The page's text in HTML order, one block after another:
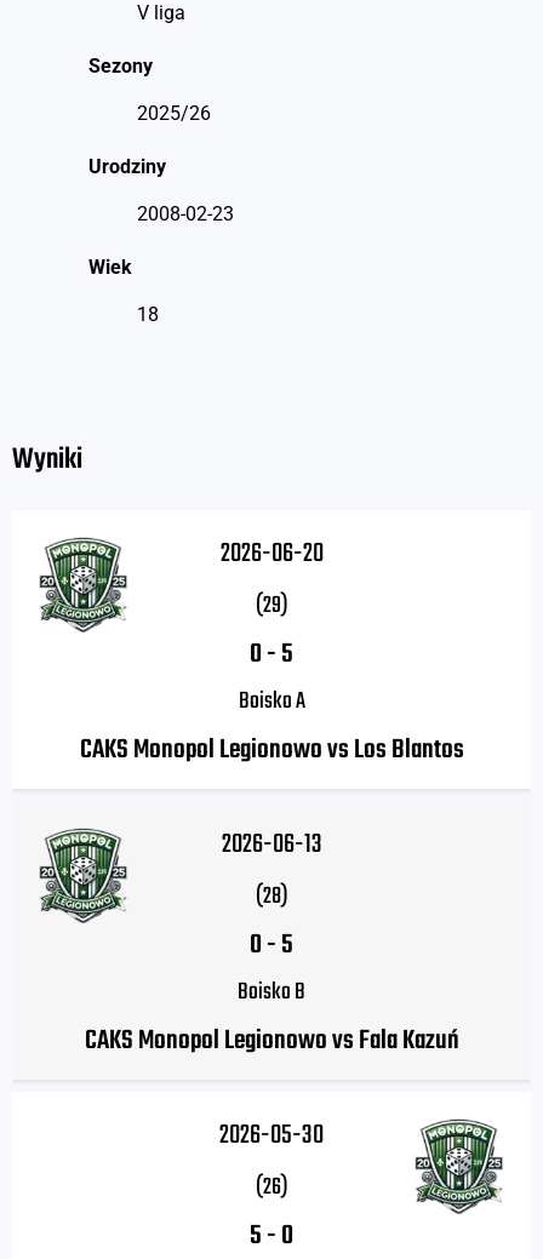
V liga
Sezony
2025/26
Urodziny
2008-02-23
Wiek
18
Wyniki
2026-06-20
(29)
0-5
Boisko A
CAKS Monopol Legionowo vs Los Blantos
2026-06-13
(28)
0-5
Boisko B
CAKS Monopol Legionowo vs Fala Kazuń
2026-05-30
(26)
5-0